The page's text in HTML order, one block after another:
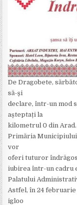
De Dragobete,
să-și
declare, într-un mod
așteptați la
kilometrul 0 din Arad.
Primăria
vor
oferi tuturor
iubirea într-un cadru
Palatului
Astfel, în 24
igloo